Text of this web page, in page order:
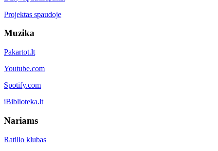
Projektas spaudoje
Muzika
Pakartot.lt
Youtube.com
Spotify.com
iBiblioteka.lt
Nariams
Ratilio klubas